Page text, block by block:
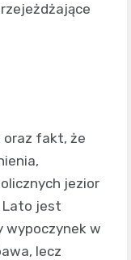
fakt, że
jezior
Lato jest
wypoczynek w
lecz